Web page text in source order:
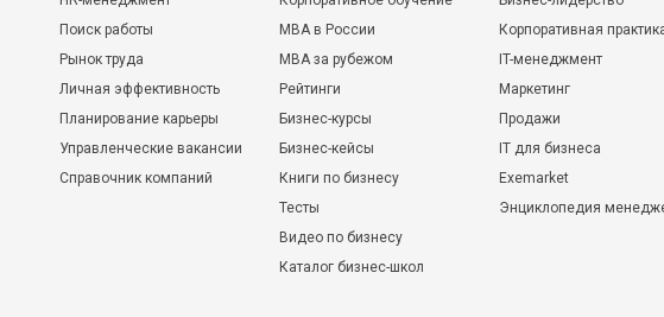
Поиск работы
Рынок труда
Личная эффективность
Планирование карьеры
Управленческие вакансии
Справочник компаний
MBA в России
MBA за рубежом
Рейтинги
Бизнес-курсы
Бизнес-кейсы
Книги по бизнесу
Тесты
Видео по бизнесу
Каталог бизнес-школ
Корпоративная
IT-менеджмент
Маркетинг
Продажи
IT для бизнеса
Exemarket
Энциклопедия